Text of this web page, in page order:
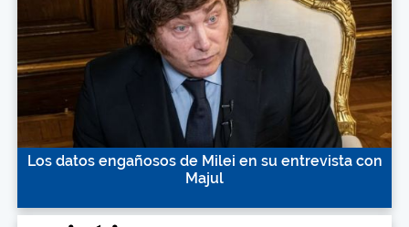
Los datos engañosos de Milei en su entrevista con
Majul